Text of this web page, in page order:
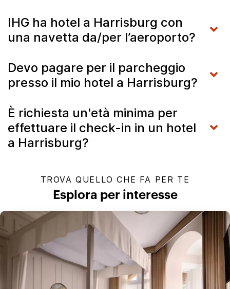
IHG ha hotel a Harrisburg con
una navetta da/per l’aeroporto?
Devo pagare per il parcheggio
presso il mio hotel a Harrisburg?
È richiesta un'età minima per
effettuare il check-in in un hotel
a Harrisburg?
TROVA QUELLO CHE FA PER TE
Esplora per interesse